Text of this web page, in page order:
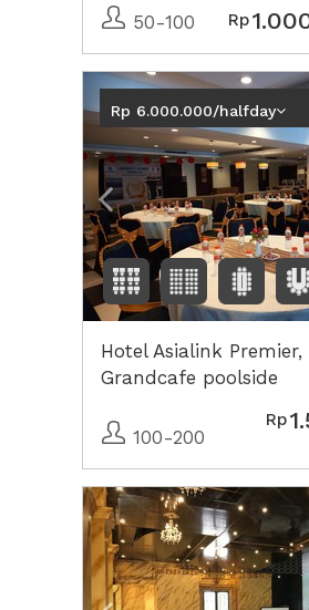
50-100 Rp
Previous
Rp 6.000.000/halfday
Hotel Asialink Premier,
Grandcafe poolside
100-200
Rp
Previous